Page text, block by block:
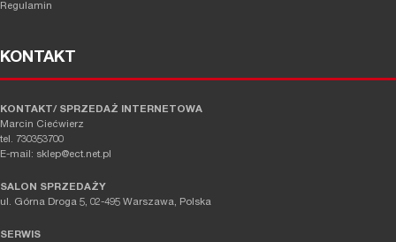
Regulamin
KONTAKT
KONTAKT/ SPRZEDAŻ INTERNETOWA
Marcin Ciećwierz
tel. 730353700
E-mail: sklep@ect.net.pl
SALON SPRZEDAŻY
ul. Górna Droga 5, 02-495 Warszawa, Polska
SERWIS